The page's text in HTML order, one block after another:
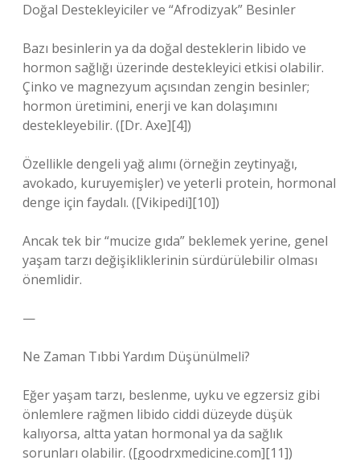
Doğal Destekleyiciler ve “Afrodizyak” Besinler
Bazı besinlerin ya da doğal desteklerin libido ve
hormon sağlığı üzerinde destekleyici etkisi olabilir.
Çinko ve magnezyum açısından zengin besinler;
hormon üretimini, enerji ve kan dolaşımını
destekleyebilir. ([Dr. Axe][4])
Özellikle dengeli yağ alımı (örneğin zeytinyağı,
avokado, kuruyemişler) ve yeterli protein, hormonal
denge için faydalı. ([Vikipedi][10])
Ancak tek bir “mucize gıda” beklemek yerine, genel
yaşam tarzı değişikliklerinin sürdürülebilir olması
önemlidir.
—
Ne Zaman Tıbbi Yardım Düşünülmeli?
Eğer yaşam tarzı, beslenme, uyku ve egzersiz gibi
önlemlere rağmen libido ciddi düzeyde düşük
kalıyorsa, altta yatan hormonal ya da sağlık
sorunları olabilir. ([goodrxmedicine.com][11])